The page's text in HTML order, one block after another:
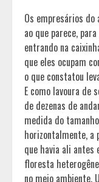
Os empresários do
ao que parece,
entrando na
que eles ocupam
o que constatou
E como lavoura de
de dezenas de
medida do
horizontalmente, a
que havia ali antes
floresta
no meio ambiente.